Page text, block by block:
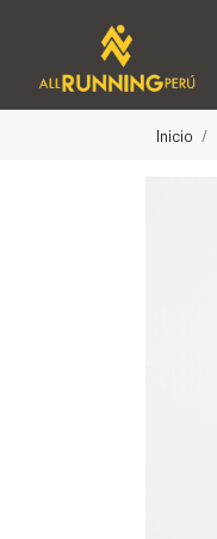
Inicio